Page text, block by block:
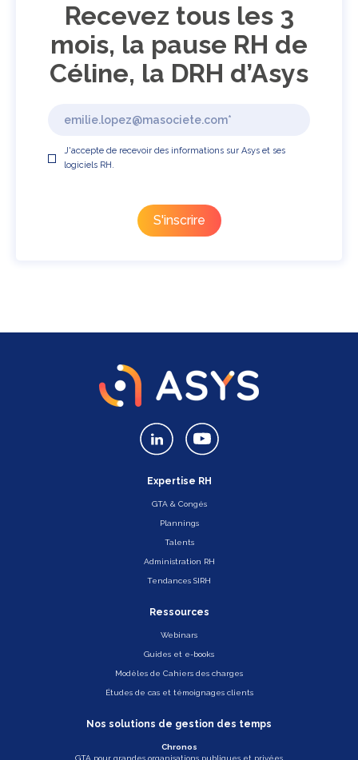
Recevez tous les 3
mois, la pause RH de
Céline, la DRH d’Asys
J'accepte de recevoir des informations sur Asys et ses
logiciels RH.
Expertise RH
GTA & Congés
Plannings
Talents
Administration RH
Tendances SIRH
Ressources
Webinars
Guides et e-books
Modèles de Cahiers des charges
Études de cas et témoignages clients
Nos solutions de gestion des temps
Chronos
GTA pour grandes organisations publiques et privées